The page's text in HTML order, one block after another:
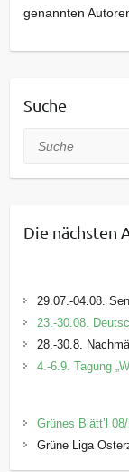
genannten
Suche
Suche
Die nächsten
29.07.-04.08.
23.-30.08.
28.-30.8.
4.-6.9. Tagung
Grünes Blätt’l
Grüne Liga